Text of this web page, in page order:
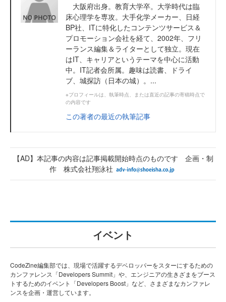
大阪府出身。教育大学卒。大学時代は臨
床心理学を専攻。大手化学メーカー、日経
BP社、ITに特化したコンテンツサービス＆
プロモーション会社を経て、2002年、フリ
ーランス編集＆ライターとして独立。現在
はIT、キャリアというテーマを中心に活動
中。IT記者会所属。趣味は読書、ドライ
ブ、城探訪（日本の城）。...
※プロフィールは、執筆時点、または直近の記事の寄稿時点で
の内容です
この著者の最近の執筆記事
【AD】本記事の内容は記事掲載開始時点のものです 企画・制
作 株式会社翔泳社
イベント
CodeZine編集部では、現場で活躍するデベロッパーをスターにするための
カンファレンス「Developers Summit」や、エンジニアの生きざまをブース
トするためのイベント「Developers Boost」など、さまざまなカンファレ
ンスを企画・運営しています。